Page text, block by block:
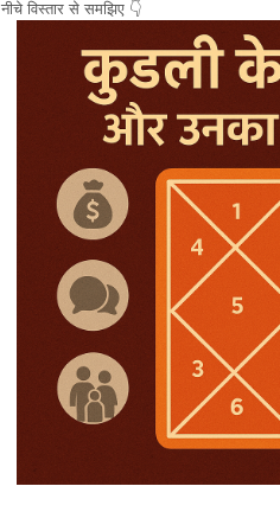
नीचे विस्तार से समझिए 👇